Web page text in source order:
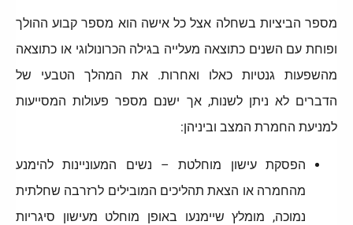
מספר הביציות בשחלה אצל כל אישה הוא מספר קבוע ההולך
ופוחת עם השנים כתוצאה מעלייה בגילה הכרונולוגי או כתוצאה
מהשפעות גנטיות כאלו ואחרות. את המהלך הטבעי של
הדברים לא ניתן לשנות, אך ישנם מספר פעולות המסייעות
למניעת החמרת המצב וביניהן:
הפסקת עישון מוחלטת – נשים המעוניינות להימנע
מהחמרה או הצאת תהליכים המובילים לרזרבה שחלתית
נמוכה, מומלץ שיימנעו באופן מוחלט מעישון סיגריות